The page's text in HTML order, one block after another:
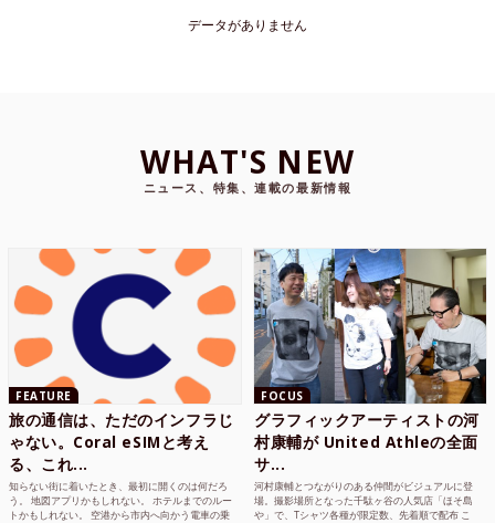
データがありません
WHAT'S NEW
ニュース、特集、連載の最新情報
FEATURE
旅の通信は、ただのインフラじ
ゃない。Coral eSIMと考え
る、これ...
知らない街に着いたとき、最初に開くのは何だろ
う。 地図アプリかもしれない。 ホテルまでのルー
トかもしれない。 空港から市内へ向かう電車の乗
FOCUS
グラフィックアーティストの河
村康輔が United Athleの全面
サ...
河村康輔とつながりのある仲間がビジュアルに登
場。撮影場所となった千駄ヶ谷の人気店「ほそ島
や」で、Tシャツ各種が限定数、先着順で配布 こ